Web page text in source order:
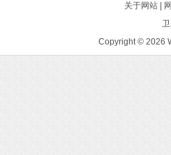
关于网站 |
Copyright © 2026